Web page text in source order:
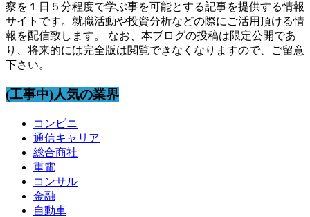
察を１日５分程度で学ぶ事を可能とする記事を提供する情報
サイトです。就職活動や投資分析などの際にご活用頂ける情
報を配信致します。 なお、本ブログの投稿は限定公開であ
り、将来的には完全版は閲覧できなくなりますので、ご留意
下さい。
(工事中)人気の業界
コンビニ
通信キャリア
総合商社
重電
コンサル
金融
自動車